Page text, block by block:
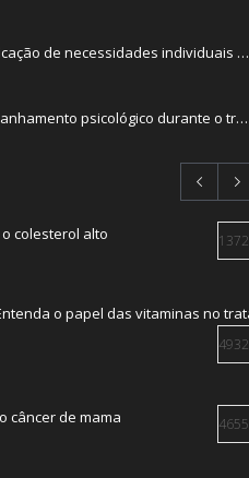
A importância da identificação de necessidades individuais dos pacientes
A importância do acompanhamento psicológico durante o tratamento do câncer.
de Prevenção ao Suicídio
e Laços Saúde lançam a Lacon
colesterol alto
o papel das vitaminas no
câncer de mama